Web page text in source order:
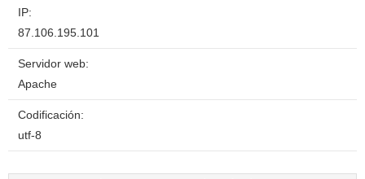
IP:
87.106.195.101
Servidor web:
Apache
Codificación:
utf-8